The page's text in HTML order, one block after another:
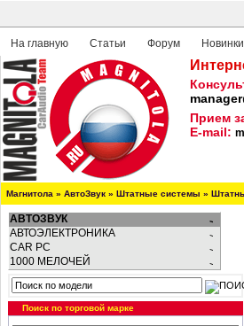
На главную Статьи Форум Новинки
Прием
E-mail:
Магнитола » АвтоЗвук » Штатные системы »
АВТОЗВУК
АВТОЭЛЕКТРОНИКА
CAR PC
1000 МЕЛОЧЕЙ
Поиск по торговой марке